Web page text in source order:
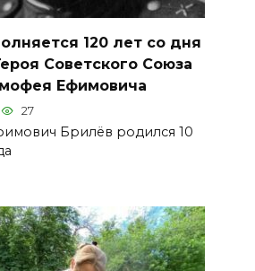
120 лет со дня
Советского Союза
Ефимовича
27
Брилёв родился 10